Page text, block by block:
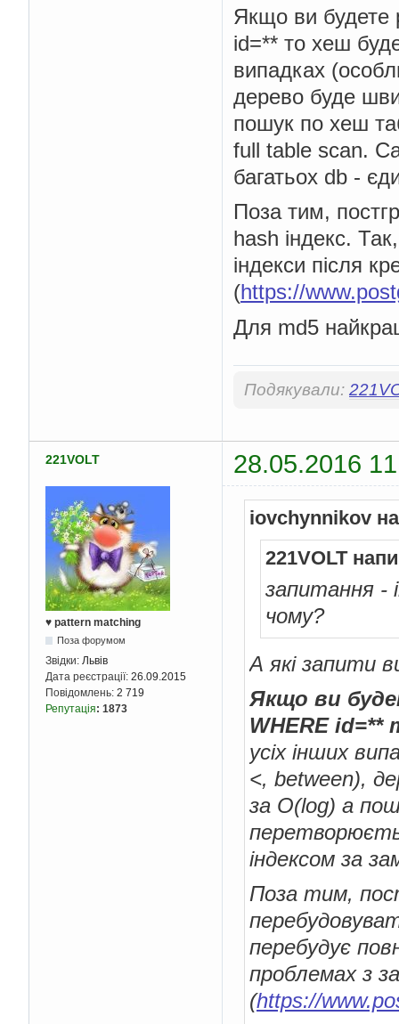
Якщо ви будете
id=** то хеш
випадках
дерево буде
пошук по хеш
full table scan.
багатьох db -
Поза тим,
hash індекс.
індекси після
(https://
Для md5
Подякували:
221VOLT 28.05.2016
♥ pattern matching
Поза форумом
Звідки: Львів
Дата реєстрації: 26.09.2015
Повідомлень: 2 719
Репутація: 1873
iovchynnikov
221VOLT
запитання -
чому?
А які запити
Якщо ви
WHERE
усіх інших
<, between),
за O(log) а
індексом за
Поза тим,
перебудує
проблемах з
(https://